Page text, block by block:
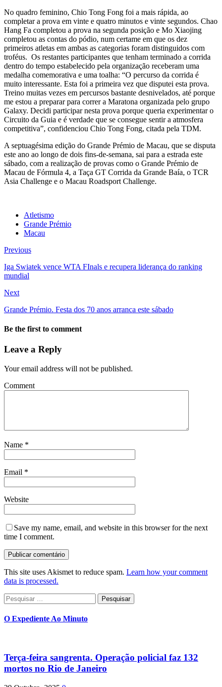
No quadro feminino, Chio Tong Fong foi a mais rápida, ao
completar a prova em vinte e quatro minutos e vinte segundos. Chao
Hang Fa completou a prova na segunda posição e Mo Xiaojing
completou as contas do pódio, num certame em que os dez
primeiros atletas em ambas as categorias foram distinguidos com
troféus. Os restantes participantes que tenham terminado a corrida
dentro do tempo estabelecido pela organização receberam uma
medalha comemorativa e uma toalha: “O percurso da corrida é
muito interessante. Esta foi a primeira vez que disputei esta prova.
Treino muitas vezes em percursos bastante desnivelados, até porque
me estou a preparar para correr a Maratona organizada pelo grupo
Galaxy. Decidi participar nesta prova porque queria experimentar o
Circuito da Guia e é verdade que se consegue sentir a atmosfera
competitiva”, confidenciou Chio Tong Fong, citada pela TDM.
A septuagésima edição do Grande Prémio de Macau, que se disputa
este ano ao longo de dois fins-de-semana, sai para a estrada este
sábado, com a realização de provas como o Grande Prémio de
Macau de Fórmula 4, a Taça GT Corrida da Grande Baía, o TCR
Asia Challenge e o Macau Roadsport Challenge.
Atletismo
Grande Prémio
Macau
Previous
Iga Swiatek vence WTA FInals e recupera liderança do ranking
mundial
Next
Grande Prémio. Festa dos 70 anos arranca este sábado
Be the first to comment
Leave a Reply
Your email address will not be published.
Comment
Name *
Email *
Website
Save my name, email, and website in this browser for the next
time I comment.
This site uses Akismet to reduce spam. Learn how your comment
data is processed.
Pesquisar
por:
O Expediente Ao Minuto
Terça-feira sangrenta. Operação policial faz 132
mortos no Rio de Janeiro